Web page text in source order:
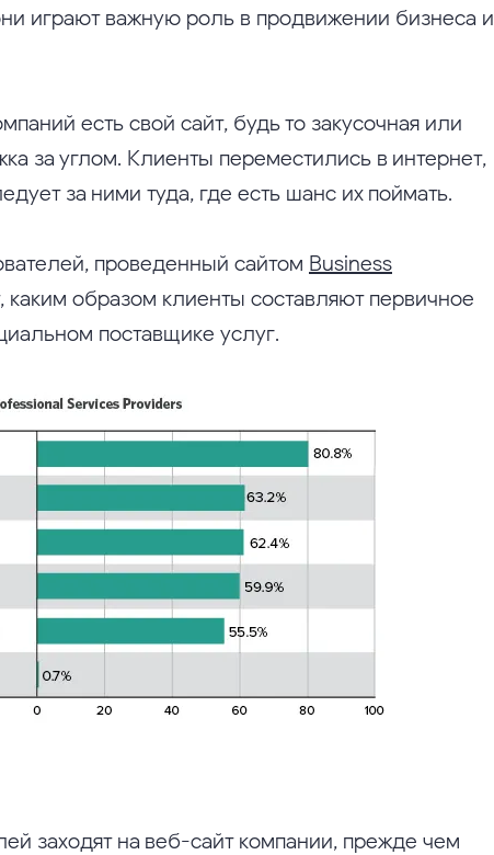
играют важную роль в продвижении бизнеса и
есть свой сайт, будь то закусочная или
за углом. Клиенты переместились в интернет,
за ними туда, где есть шанс их поймать.
проведенный сайтом Business
каким образом клиенты составляют первичное
поставщике услуг.
заходят на веб-сайт компании, прежде чем